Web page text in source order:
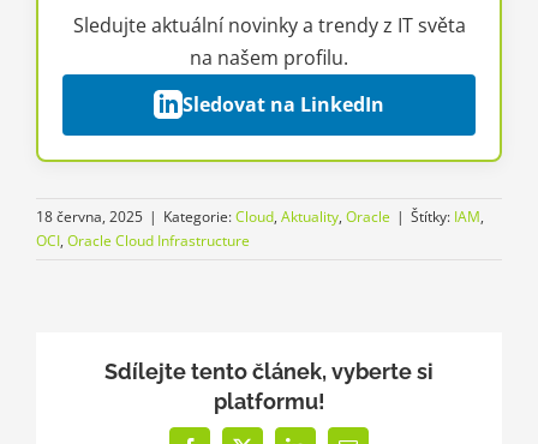
Sledujte aktuální novinky a trendy z IT světa
na našem profilu.
Sledovat na LinkedIn
18 června, 2025 | Kategorie:Cloud, Aktuality, Oracle | Štítky: IAM,
OCI, Oracle Cloud Infrastructure
Sdílejte tento článek, vyberte si
platformu!